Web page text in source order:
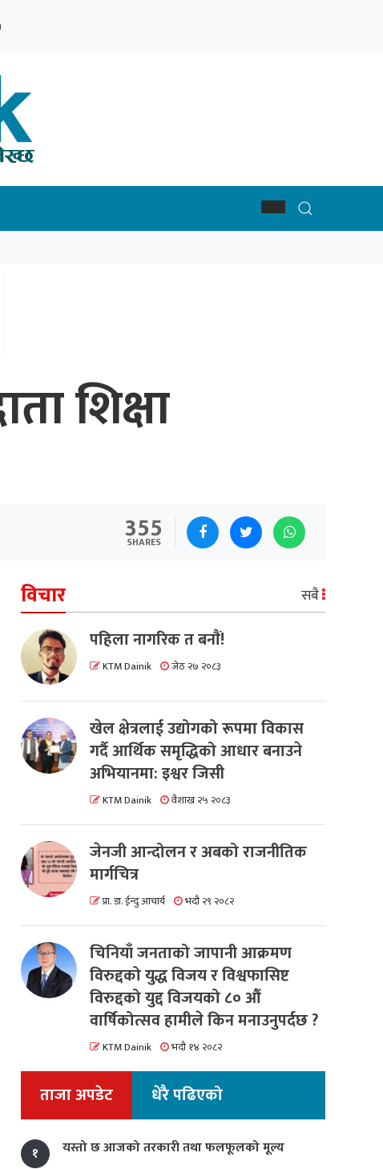
शिक्षा
355
SHARES
विचार सबै
पहिला नागरिक त बनाैं!
KTM Dainik जेठ २७ २०८३
खेल क्षेत्रलाई उद्योगको रूपमा विकास
गर्दै आर्थिक समृद्धिको आधार बनाउने
अभियानमा: इश्वर जिसी
KTM Dainik वैशाख २५ २०८३
जेनजी आन्दोलन र अबको राजनीतिक
मार्गचित्र
प्रा. डा. ईन्दु आचार्य भदौ २९ २०८२
चिनियाँ जनताको जापानी आक्रमण
विरुद्दको युद्ध विजय र विश्वफासिष्ट
विरुद्दको युद्द विजयको ८० औं
वार्षिकोत्सव हामीले किन मनाउनुपर्दछ ?
KTM Dainik भदौ १४ २०८२
ताजा अपडेट धेरै पढिएको
१ यस्तो छ आजको तरकारी तथा फलफूलको मूल्य